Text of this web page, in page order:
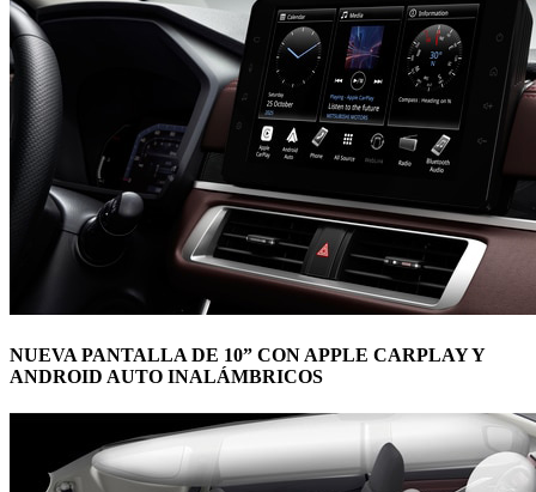
NUEVA PANTALLA DE 10” CON APPLE CARPLAY Y
ANDROID AUTO INALÁMBRICOS